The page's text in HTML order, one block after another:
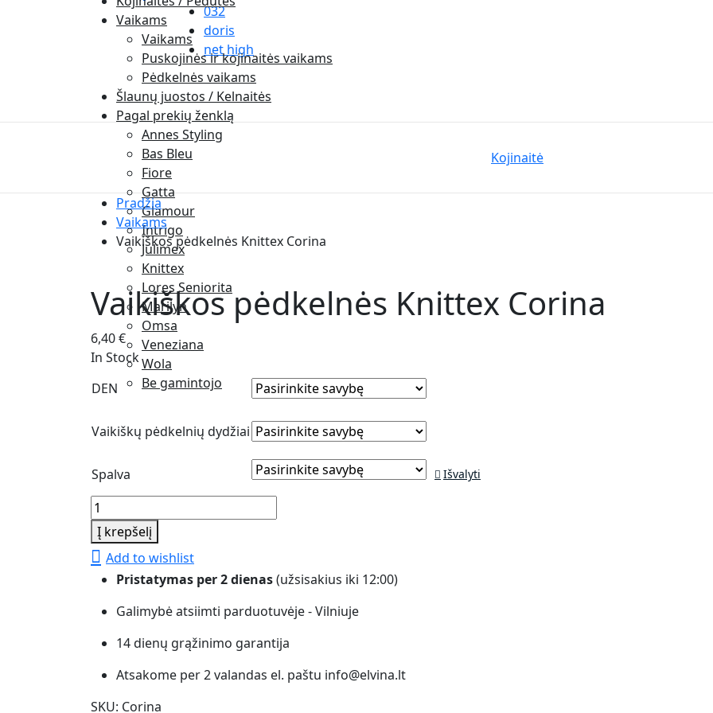
032
doris
net high
Vaikams
Vaikams
Puskojinės ir kojinaitės vaikams
Pėdkelnės vaikams
Šlaunų juostos / Kelnaitės
Pagal prekių ženklą
Annes Styling
Bas Bleu
Fiore
Gatta
Glamour
Intrigo
Julimex
Knittex
Lores Seniorita
Marilyn
Omsa
Veneziana
Wola
Be gamintojo
Kojinaitė
Pradžia
Vaikams
Vaikiškos pėdkelnės Knittex Corina
Vaikiškos pėdkelnės Knittex Corina
6,40€
In Stock
DEN
Vaikiškų pėdkelnių dydžiai
Spalva Išvalyti
Vaikiškos
pėdkelnės
Knittex
Corina
quantity
Į krepšelį
Add to wishlist
Pristatymas per 2 dienas(užsisakius iki 12:00)
Galimybė atsiimti parduotuvėje - Vilniuje
14 dienų grąžinimo garantija
Atsakome per 2 valandas el. paštu info@elvina.lt
SKU: Corina